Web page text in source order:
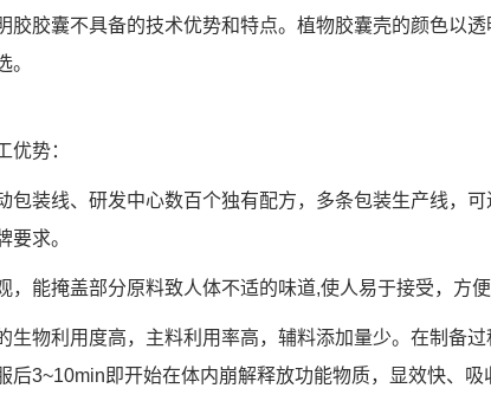
胶胶囊不具备的技术优势和特点。植物胶囊壳的颜色以
。
优势：
包装线、研发中心数百个独有配方，多条包装生产线，
要求。
，能掩盖部分原料致人体不适的味道,使人易于接受，方便
生物利用度高，主料利用率高，辅料添加量少。在制备
后3~10min即开始在体内崩解释放功能物质，显效快、吸